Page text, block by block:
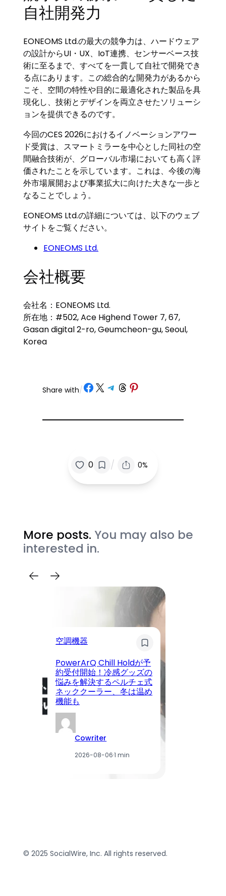
自社開発力
EONEOMS Ltd.の最大の競争力は、ハードウェア
の設計からUI・UX、IoT連携、センサーベース技
術に至るまで、すべてを一貫して自社で開発でき
る点にあります。この総合的な開発力があるから
こそ、空間の特性や目的に最適化された製品を具
現化し、技術とデザインを両立させたソリューシ
ョンを提供できるのです。
今回のCES 2026におけるイノベーションアワー
ド受賞は、スマートミラーを中心とした同社の空
間融合技術が、グローバル市場においても高く評
価されたことを示しています。これは、今後の海
外市場展開および事業拡大に向けた大きな一歩と
なることでしょう。
EONEOMS Ltd.の詳細については、以下のウェブ
サイトをご覧ください。
EONEOMS Ltd.
会社概要
会社名：EONEOMS Ltd.
所在地：#502, Ace Highend Tower 7, 67,
Gasan digital 2-ro, Geumcheon-gu, Seoul,
Korea
Share with/ Share on Facebook
Share on X Share on Telegram
Share on Threads
Share on Pinterest
0 / 0%
More posts. You may also be
interested in.
空調機器
PowerArQ Chill Holdが予
約受付開始！冷感グッズの
悩みを解決するペルチェ式
ネッククーラー、冬は温め
機能も
Cowriter
2026-08-06·1 min
© 2025 SocialWire, Inc. All rights reserved.